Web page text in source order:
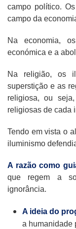
campo político.
campo da
Na economia,
económica e a
Na religião, os
superstição e as
religiosa, ou
religiosas de cada
Tendo em vista o
iluminismo
A razão como
que regem a
ignorância.
A ideia do
a humanidade